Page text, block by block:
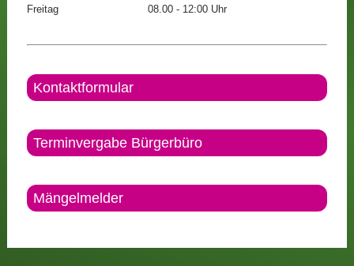
Freitag
08.00 - 12:00 Uhr
Kontaktformular
Terminvergabe Bürgerbüro
Mängelmelder